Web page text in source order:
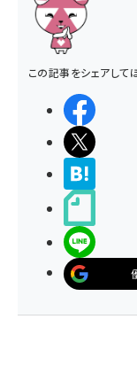
この記事をシェアして